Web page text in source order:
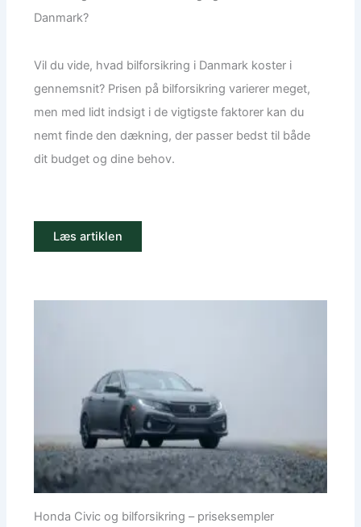
Danmark?
Vil du vide, hvad bilforsikring i Danmark koster i
gennemsnit? Prisen på bilforsikring varierer meget,
men med lidt indsigt i de vigtigste faktorer kan du
nemt finde den dækning, der passer bedst til både
dit budget og dine behov.
Læs artiklen
Honda Civic og bilforsikring – priseksempler